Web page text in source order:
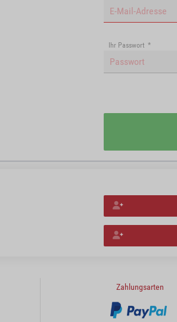
Ihr Passwort *
Zahlungsarten